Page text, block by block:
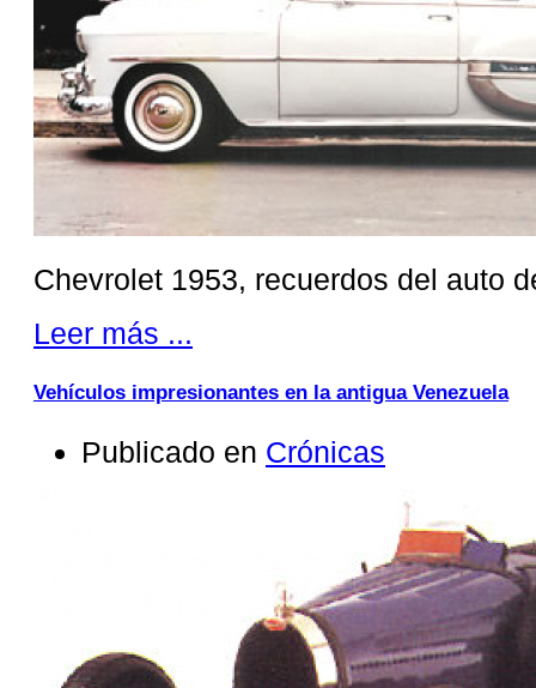
Chevrolet 1953, recuerdos del auto
Leer más ...
Vehículos impresionantes en la antigua Venezuela
Publicado en Crónicas